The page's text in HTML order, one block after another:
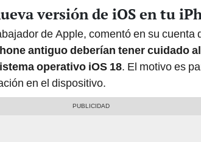
versión de iOS en tu
de Apple, comentó en su cuenta
antiguo deberían tener cuidado
operativo iOS 18. El motivo es
en el dispositivo.